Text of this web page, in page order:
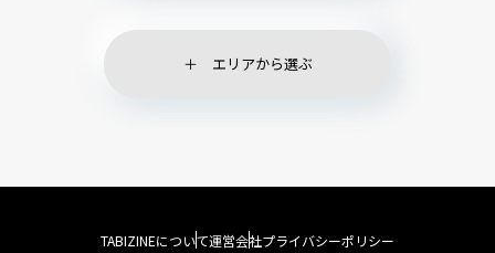
エリアから選ぶ
TABIZINEについて運営会社プライバシーポリシー